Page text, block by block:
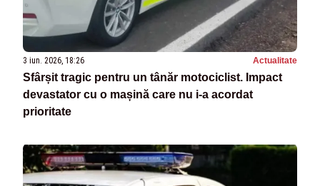
3 iun. 2026, 18:26 Actualitate
Sfârșit tragic pentru un tânăr motociclist. Impact
devastator cu o mașină care nu i-a acordat
prioritate